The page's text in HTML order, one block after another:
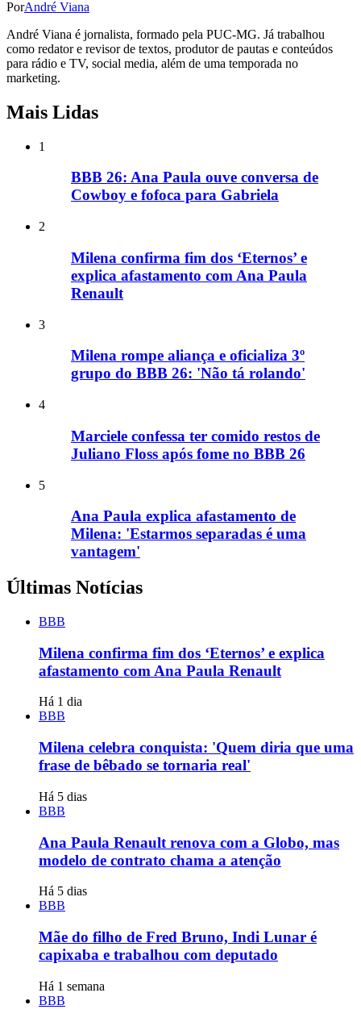
PorAndré Viana
André Viana é jornalista, formado pela PUC-MG. Já trabalhou
como redator e revisor de textos, produtor de pautas e conteúdos
para rádio e TV, social media, além de uma temporada no
marketing.
Mais Lidas
1
BBB 26: Ana Paula ouve conversa de
Cowboy e fofoca para Gabriela
2
Milena confirma fim dos ‘Eternos’ e
explica afastamento com Ana Paula
Renault
3
Milena rompe aliança e oficializa 3º
grupo do BBB 26: 'Não tá rolando'
4
Marciele confessa ter comido restos de
Juliano Floss após fome no BBB 26
5
Ana Paula explica afastamento de
Milena: 'Estarmos separadas é uma
vantagem'
Últimas Notícias
BBB
Milena confirma fim dos ‘Eternos’ e explica
afastamento com Ana Paula Renault
Há 1 dia
BBB
Milena celebra conquista: 'Quem diria que uma
frase de bêbado se tornaria real'
Há 5 dias
BBB
Ana Paula Renault renova com a Globo, mas
modelo de contrato chama a atenção
Há 5 dias
BBB
Mãe do filho de Fred Bruno, Indi Lunar é
capixaba e trabalhou com deputado
Há 1 semana
BBB